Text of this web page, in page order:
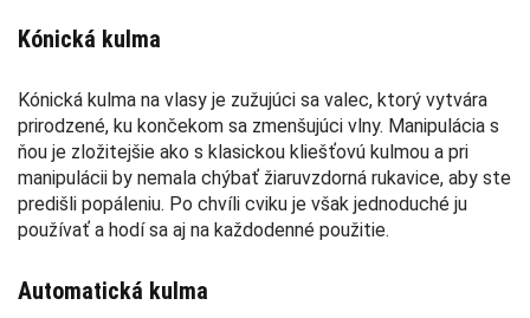
Kónická kulma
Kónická kulma na vlasy je zužujúci sa valec, ktorý vytvára
prirodzené, ku končekom sa zmenšujúci vlny. Manipulácia s
ňou je zložitejšie ako s klasickou kliešťovú kulmou a pri
manipulácii by nemala chýbať žiaruvzdorná rukavice, aby ste
predišli popáleniu. Po chvíli cviku je však jednoduché ju
používať a hodí sa aj na každodenné použitie.
Automatická kulma